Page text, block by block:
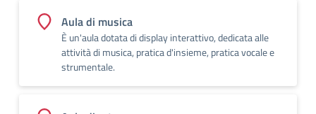
Aula di musica
È un'aula dotata di display interattivo, dedicata alle
attività di musica, pratica d'insieme, pratica vocale e
strumentale.